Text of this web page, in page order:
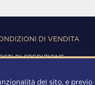
DI VENDITA
DI SPEDIZIONE
del sito, e